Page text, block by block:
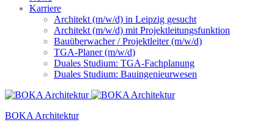
Karriere
Architekt (m/w/d) in Leipzig gesucht
Architekt (m/w/d) mit Projektleitungsfunktion
Bauüberwacher / Projektleiter (m/w/d)
TGA-Planer (m/w/d)
Duales Studium: TGA-Fachplanung
Duales Studium: Bauingenieurwesen
BOKA Architektur